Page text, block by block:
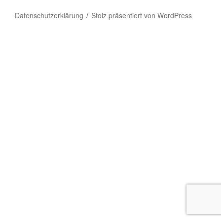
Datenschutzerklärung Stolz präsentiert von WordPress